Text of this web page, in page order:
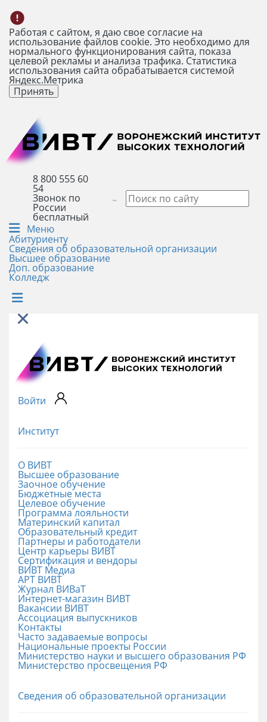
Работая с сайтом, я даю свое согласие на
использование файлов cookie. Это необходимо для
нормального функционирования сайта, показа
целевой рекламы и анализа трафика. Статистика
использования сайта обрабатывается системой
Яндекс.Метрика
Принять
8 800 555 60
54
Звонок по
России
бесплатный
Меню
Абитуриенту
Сведения об образовательной организации
Высшее образование
Доп. образование
Колледж
Войти
Институт
О ВИВТ
Высшее образование
Заочное обучение
Бюджетные места
Целевое обучение
Программа лояльности
Материнский капитал
Образовательный кредит
Партнеры и работодатели
Центр карьеры ВИВТ
Сертификация и вендоры
ВИВТ Медиа
АРТ ВИВТ
Журнал ВИВаТ
Интернет-магазин ВИВТ
Вакансии ВИВТ
Ассоциация выпускников
Контакты
Часто задаваемые вопросы
Национальные проекты России
Министерство науки и высшего образования РФ
Министерство просвещения РФ
Сведения об образовательной организации